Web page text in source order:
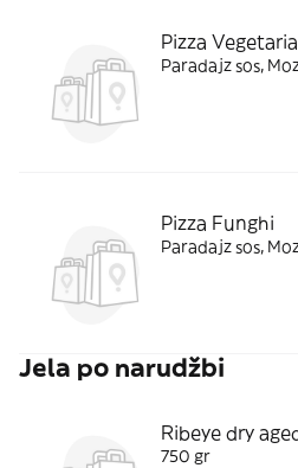
Pizza
Paradajz sos,
Pizza Funghi
Paradajz sos,
Jela po narudžbi
Ribeye dry
750 gr